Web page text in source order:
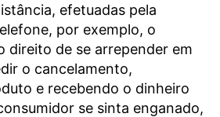
efetuadas pela
por exemplo, o
direito de se arrepender em
o cancelamento,
e recebendo o dinheiro
se sinta enganado,